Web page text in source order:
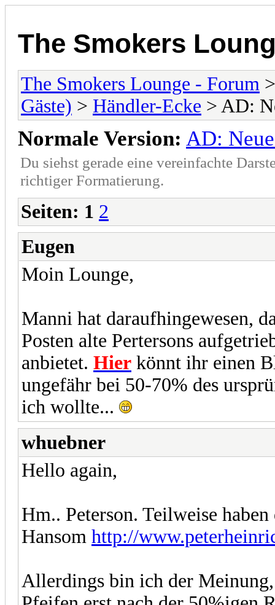
The Smokers
The Smokers Lounge - Forum
Gäste) > Händler-Ecke > AD:
Normale Version: AD:
Du siehst gerade eine vereinfachte
richtiger Formatierung.
Seiten: 1 2
Eugen
Moin Lounge,
Manni hat daraufhingewesen,
Posten alte Pertersons
anbietet. Hier könnt ihr einen
ungefähr bei 50-70% des
ich wollte...
whuebner
Hello again,
Hm.. Peterson. Teilweise
Hansom http://
Allerdings bin ich der